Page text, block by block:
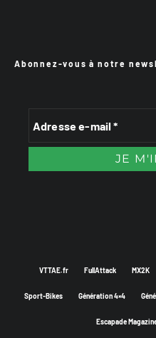
Abonnez-vous à notre
VTTAE.fr FullAttack MX2K
Sport-Bikes Génération 4×4
Escapade